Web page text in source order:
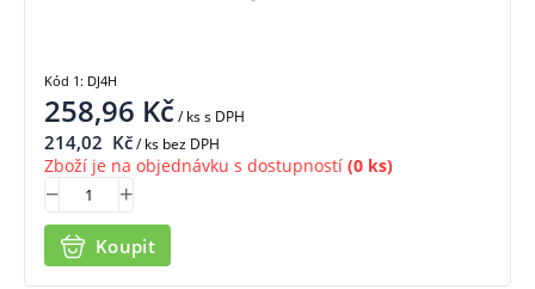
258,96 Kč/ kss DPH
214,02 Kč/ ks bez DPH
Zboží je na objednávku s dostupností (0 ks)
Koupit
Kód 1: DJ4H